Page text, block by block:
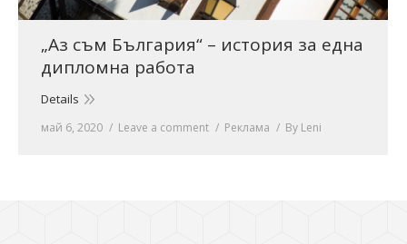
„Аз съм България“ – история за една
дипломна работа
Details
май 6, 2020 Leave a comment Реклама By Leni